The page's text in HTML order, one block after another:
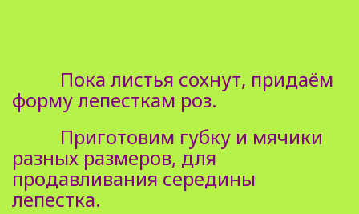
Пока листья сохнут, придаём
форму лепесткам роз.
Приготовим губку и мячики
разных размеров, для
продавливания середины
лепестка.